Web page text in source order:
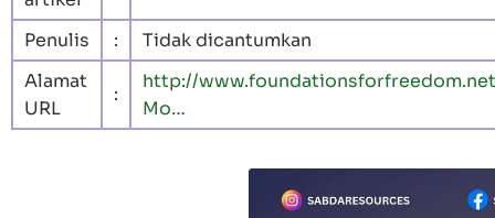
Penulis
:
Tidak dicantumkan
Alamat
URL
:
http://
Mo…